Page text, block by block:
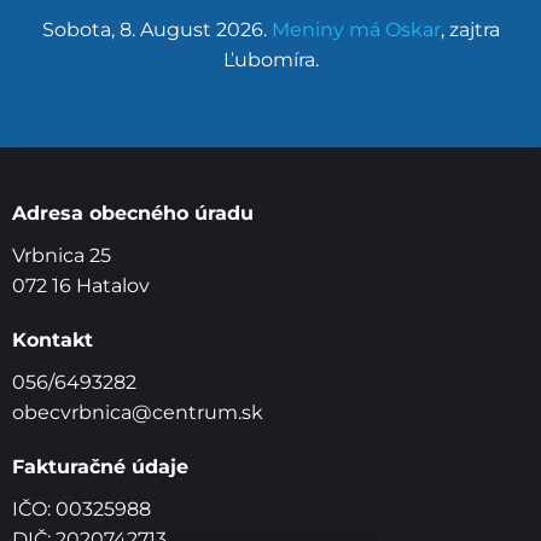
Sobota, 8. August 2026. Meniny má Oskar, zajtra
Ľubomíra.
Adresa obecného úradu
Vrbnica 25
072 16 Hatalov
Kontakt
056/6493282
obecvrbnica@centrum.sk
Fakturačné údaje
IČO: 00325988